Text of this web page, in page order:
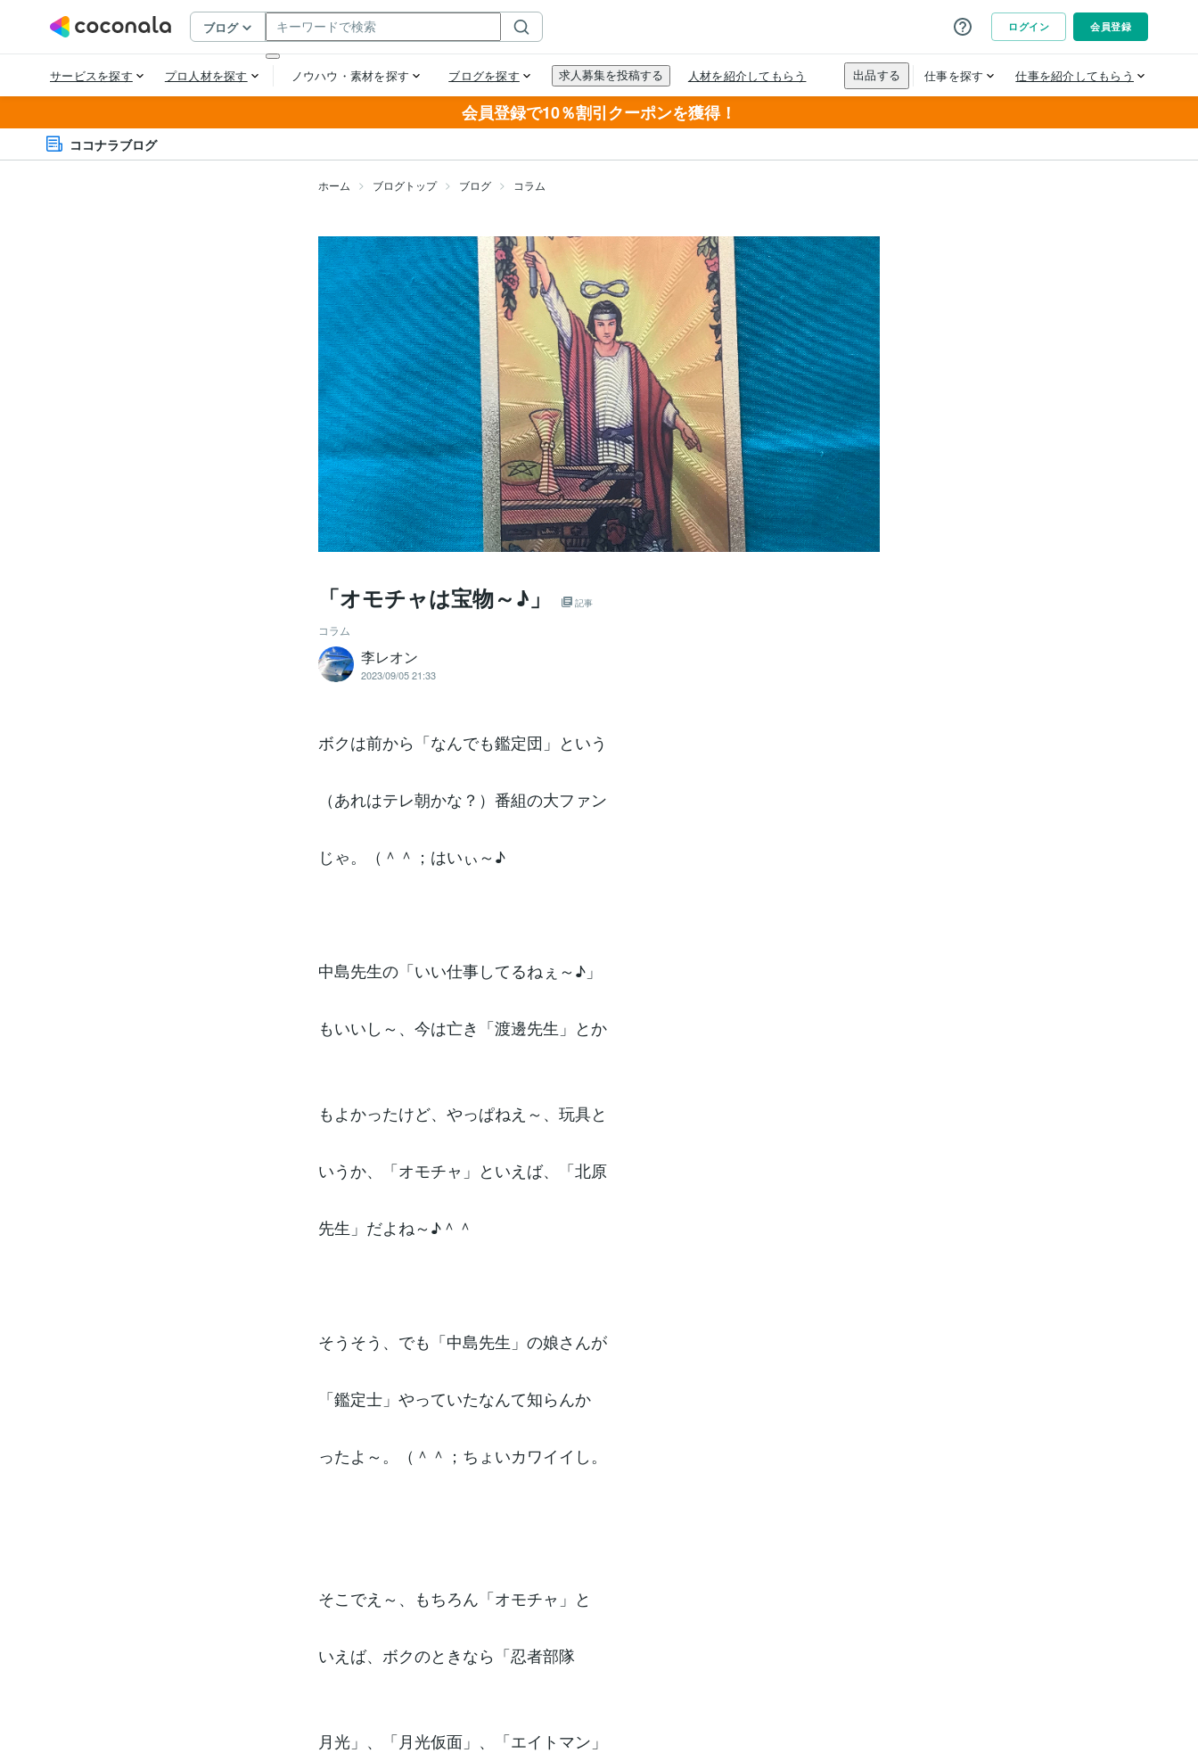
会員登録で10％割引クーポンを獲得！
ココナラブログ
ホーム ブログトップ ブログ コラム
「オモチャは宝物～♪」 記事
コラム
李レオン
2023/09/05 21:33
ボクは前から「なんでも鑑定団」という
（あれはテレ朝かな？）番組の大ファン
じゃ。（＾＾；はいぃ～♪
中島先生の「いい仕事してるねぇ～♪」
もいいし～、今は亡き「渡邊先生」とか
もよかったけど、やっぱねえ～、玩具と
いうか、「オモチャ」といえば、「北原
先生」だよね～♪＾＾
そうそう、でも「中島先生」の娘さんが
「鑑定士」やっていたなんて知らんか
ったよ～。（＾＾；ちょいカワイイし。
そこでえ～、もちろん「オモチャ」と
いえば、ボクのときなら「忍者部隊
月光」、「月光仮面」、「エイトマン」